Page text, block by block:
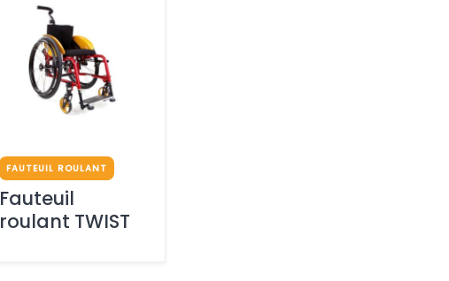
FAUTEUIL ROULANT
Fauteuil
roulant TWIST